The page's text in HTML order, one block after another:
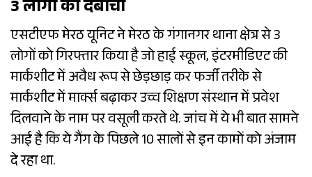
3 लोगों को दबोचा
एसटीएफ मेरठ यूनिट ने मेरठ के गंगानगर थाना क्षेत्र से 3
लोगों को गिरफ्तार किया है जो हाई स्कूल, इंटरमीडिएट की
मार्कशीट में अवैध रूप से छेड़छाड़ कर फर्जी तरीके से
मार्कशीट में मार्क्स बढ़ाकर उच्च शिक्षण संस्थान में प्रवेश
दिलवाने के नाम पर वसूली करते थे. जांच में ये भी बात सामने
आई है कि ये गैंग के पिछले 10 सालों से इन कामों को अंजाम
दे रहा था.